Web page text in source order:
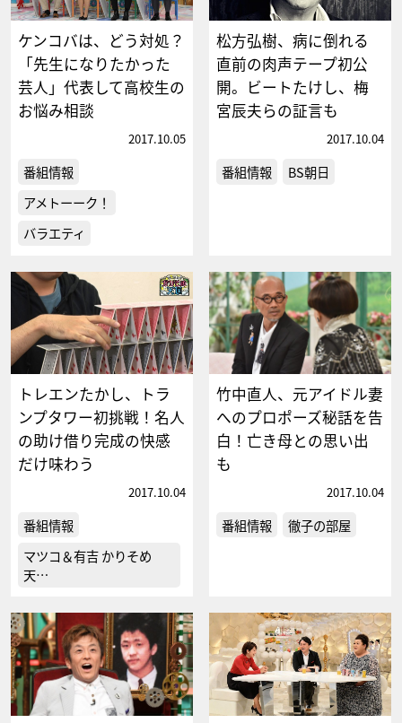
ケンコバは、どう対処？
「先生になりたかった
芸人」代表して高校生の
お悩み相談
2017.10.05
番組情報
アメトーーク！
バラエティ
松方弘樹、病に倒れる
直前の肉声テープ初公
開。ビートたけし、梅
宮辰夫らの証言も
2017.10.04
番組情報 BS朝日
トレエンたかし、トラ
ンプタワー初挑戦！名人
の助け借り完成の快感
だけ味わう
2017.10.04
番組情報
マツコ＆有吉 かりそめ
天…
竹中直人、元アイドル妻
へのプロポーズ秘話を告
白！亡き母との思い出
も
2017.10.04
番組情報 徹子の部屋